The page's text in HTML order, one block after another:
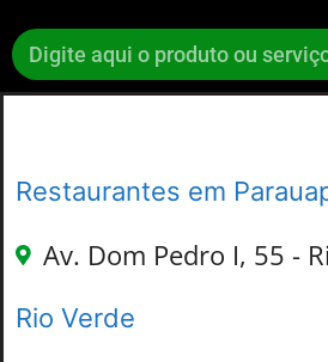
Restaurantes em
Av. Dom Pedro I, 55 -
Rio Verde